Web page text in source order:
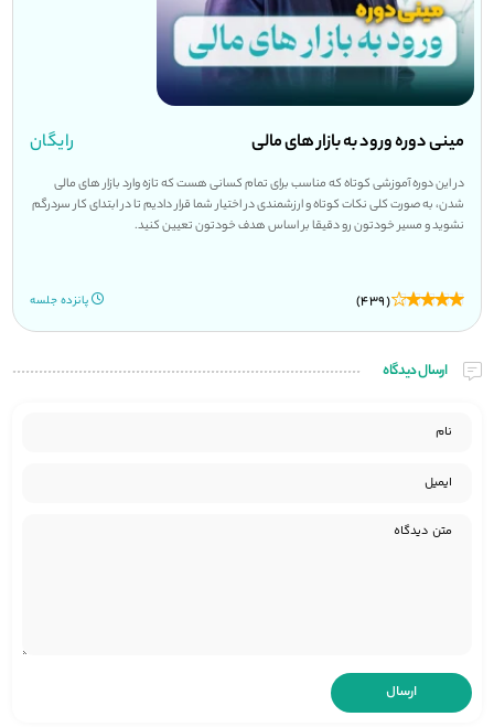
مینی دوره ورود به بازار های مالی رایگان
در این دوره آموزشی کوتاه که مناسب برای تمام کسانی هست که تازه وارد بازار های مالی
شدن، به صورت کلی نکات کوتاه و ارزشمندی در اختیار شما قرار دادیم تا در ابتدای کار سردرگم
نشوید و مسیر خودتون رو دقیقا بر اساس هدف خودتون تعیین کنید.
(439) پانزده جلسه
ارسال دیدگاه